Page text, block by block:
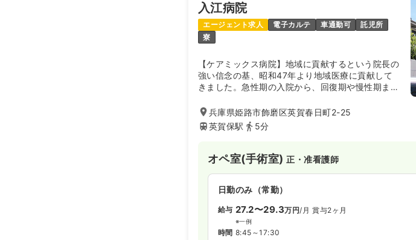
入江病院
エージェント求人 電子カルテ 車通勤可
託児所
寮
【ケアミックス病院】地域に貢献するという院長の
強い信念の基、昭和47年より地域医療に貢献して
きました。急性期の入院から、回復期や慢性期まで
愛されている病院です。
兵庫県姫路市飾磨区英賀春日町2-25
英賀保駅
5分
オペ室(手術室)正・准看護師
日勤のみ（常勤）
給与 27.2〜29.3万円/月 賞与2ヶ月
※一例
時間 8:45～17:30